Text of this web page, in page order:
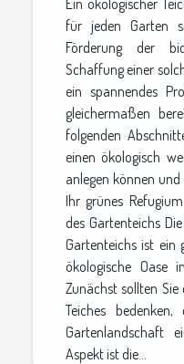
für jeden Garten
Förderung der
Schaffung einer
ein spannendes
gleichermaßen
folgenden
einen ökologisch
anlegen können
Ihr grünes
des Gartenteichs
Gartenteichs ist ein
ökologische Oase
Zunächst sollten
Teiches
Gartenlandschaft
Aspekt ist die...